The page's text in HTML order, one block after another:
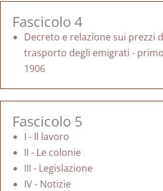
Fascicolo 4
Decreto e relazione sui prezzi
trasporto degli emigrati -
1906
Fascicolo 5
I - Il lavoro
II - Le colonie
III - Legislazione
IV - Notizie